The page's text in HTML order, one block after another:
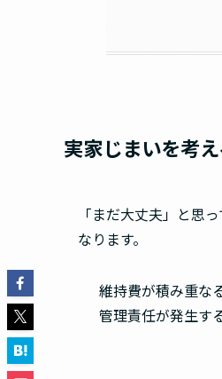
実家じまいを考
「まだ大丈夫」と思
なります。
維持費が積み重な
管理責任が発生す